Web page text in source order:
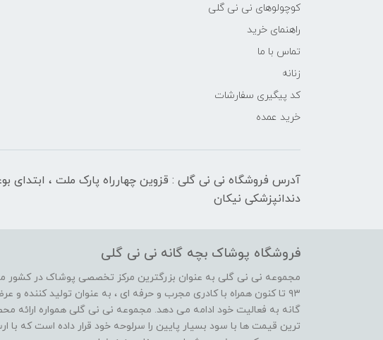
کوچولوهای نی نی گلی
راهنمای خرید
تماس با ما
زنانه
کد پیگیری سفارشات
خرید عمده
آدرس فروشگاه نی نی گلی : قزوین چهارراه پارک ملت ، ابتدای
دندانپزشکی نیکان
فروشگاه پوشاک بچه گانه نی نی گلی
مجموعه نی نی گلی به عنوان بزرگترین مرکز تخصصی پوشاک در کشور
۹۳ تا کنون همراه با کادری مجرب و حرفه ای ، به عنوان تولید کننده
گانه به فعالیت خود ادامه می دهد. مجموعه نی نی گلی همواره ارائه
ترین قیمت ها با سود بسیار پایین را سرلوحه خود قرار داده است که با